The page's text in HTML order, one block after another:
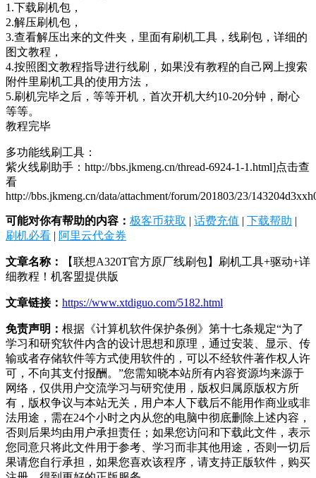
1.下载刷机包，
2.解压刷机包，
3.查看解压出来的文件夹，里面有刷机工具，线刷包，详细的
图文教程，
4.按照图文教程指导进行线刷，如果没有教程的自己网上搜索
附件里刷机工具的使用方法，
5.刷机完毕之后，等等开机，首次开机大约10-20分钟，耐心
等等。
教程完毕
多功能线刷工具：
紫火线刷助手：http://bbs.jkmeng.cn/thread-6924-1-1.html]点击查
看
http://bbs.jkmeng.cn/data/attachment/forum/201803/23/
可能对你有帮助的内容： 极客币获取 | 话费充值 | 下载帮助 |
刷机必看 | 阿里云代金券
文章名称：
【联想A320T官方原厂线刷包】刷机工具+驱动+详
细教程！机客盟提供版
文章链接： https://www.xtdiguo.com/5182.html
免责声明： 根据《计算机软件保护条例》第十七条规定“为了
学习和研究软件内含的设计思想和原理，通过安装、显示、传
输或者存储软件等方式使用软件的，可以不经软件著作权人许
可，不向其支付报酬。”您需知晓本站所有内容资源均来源于
网络，仅供用户交流学习与研究使用，版权归属原版权方所
有，版权争议与本站无关，用户本人下载后不能用作商业或非
法用途，需在24个小时之内从您的电脑中彻底删除上述内容，
否则后果均由用户承担责任；如果您访问和下载此文件，表示
您同意只将此文件用于参考、学习而非其他用途，否则一切后
果请您自行承担，如果您喜欢该程序，请支持正版软件，购买